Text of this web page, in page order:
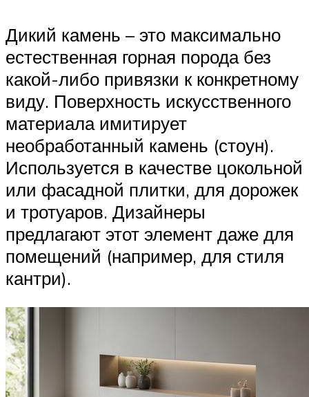
Дикий камень – это максимально
естественная горная порода без
какой-либо привязки к конкретному
виду. Поверхность искусственного
материала имитирует
необработанный камень (стоун).
Используется в качестве цокольной
или фасадной плитки, для дорожек
и тротуаров. Дизайнеры
предлагают этот элемент даже для
помещений (например, для стиля
кантри).